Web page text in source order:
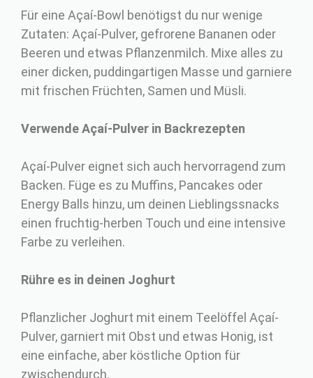
Für eine Açaí-Bowl benötigst du nur wenige
Zutaten: Açaí-Pulver, gefrorene Bananen oder
Beeren und etwas Pflanzenmilch. Mixe alles zu
einer dicken, puddingartigen Masse und garniere
mit frischen Früchten, Samen und Müsli.
Verwende Açaí-Pulver in Backrezepten
Açaí-Pulver eignet sich auch hervorragend zum
Backen. Füge es zu Muffins, Pancakes oder
Energy Balls hinzu, um deinen Lieblingssnacks
einen fruchtig-herben Touch und eine intensive
Farbe zu verleihen.
Rühre es in deinen Joghurt
Pflanzlicher Joghurt mit einem Teelöffel Açaí-
Pulver, garniert mit Obst und etwas Honig, ist
eine einfache, aber köstliche Option für
zwischendurch.